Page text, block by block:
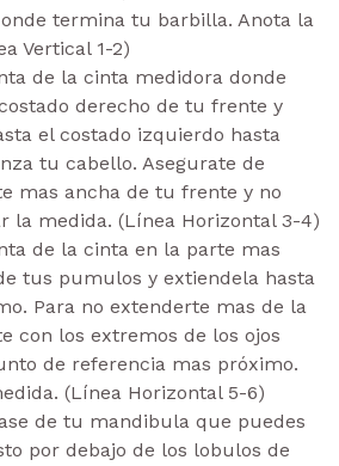
termina tu barbilla. Anota la
Vertical 1-2)
de la cinta medidora donde
derecho de tu frente y
el costado izquierdo hasta
tu cabello. Asegurate de
mas ancha de tu frente y no
la medida. (Línea Horizontal 3-4)
de la cinta en la parte mas
tus pumulos y extiendela hasta
Para no extenderte mas de la
con los extremos de los ojos
de referencia mas próximo.
(Línea Horizontal 5-6)
de tu mandibula que puedes
por debajo de los lobulos de